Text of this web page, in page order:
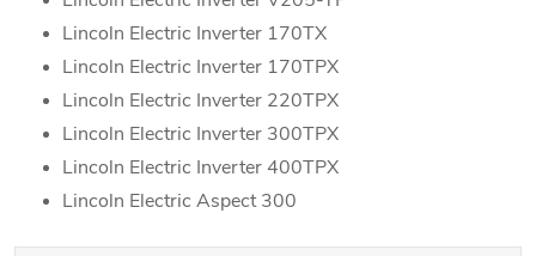
Lincoln Electric Inverter 170TX
Lincoln Electric Inverter 170TPX
Lincoln Electric Inverter 220TPX
Lincoln Electric Inverter 300TPX
Lincoln Electric Inverter 400TPX
Lincoln Electric Aspect 300